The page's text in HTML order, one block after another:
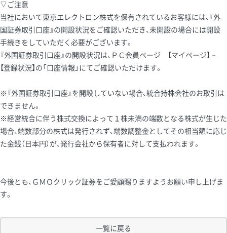
▽ご注意
当社において東京エレクトロン株式を保有されているお客様には、『外
国証券取引口座』の開設状況をご確認いただき、未開設の場合には開設
手続きをしていただく必要がございます。
『外国証券取引口座』の開設状況は、ＰＣ会員ページ 【マイページ】－
【登録状況】の「口座情報」にてご確認いただけます。
※『外国証券取引口座』を開設していない場合、統合持株会社のお取引は
できません。
※経営統合に伴う株式交換によって１株未満の端数となる株式が生じた
場合、端数部分の株式は発行されず、端数調整金としてその相当額に応じ
た金銭（日本円）が、発行会社から保有者に対して支払われます。
今後とも、ＧＭＯクリック証券をご愛顧賜りますようお願い申し上げま
す。
一覧に戻る